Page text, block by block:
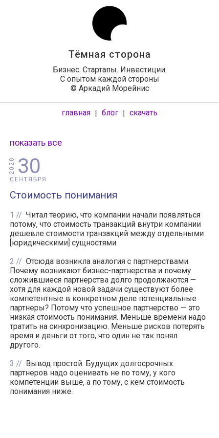
Тёмная сторона
Бизнес. Стартапы. Инвестиции.
С опытом каждой стороны
© Аркадий Морейнис
главная | блог | скачать
показать все
30
СЕНТЯБРЯ
2020
Стоимость понимания
1
Читал теорию, что компании начали появляться
потому, что стоимость транзакций внутри компании
дешевле стоимости транзакций между отдельными
[юридическими] сущностями.
2
Отсюда возникла аналогия с партнерствами.
Почему возникают бизнес-партнерства и почему
сложившиеся партнерства долго продолжаются —
хотя для каждой новой задачи существуют более
компетентные в конкретном деле потенциальные
партнеры? Потому что успешное партнерство — это
низкая стоимость понимания. Меньше времени надо
тратить на синхронизацию. Меньше рисков потерять
время и деньги от того, что один не так понял
другого.
3
Вывод простой. Будущих долгосрочных
партнеров надо оценивать не по тому, у кого
компетенции выше, а по тому, с кем стоимость
понимания ниже.